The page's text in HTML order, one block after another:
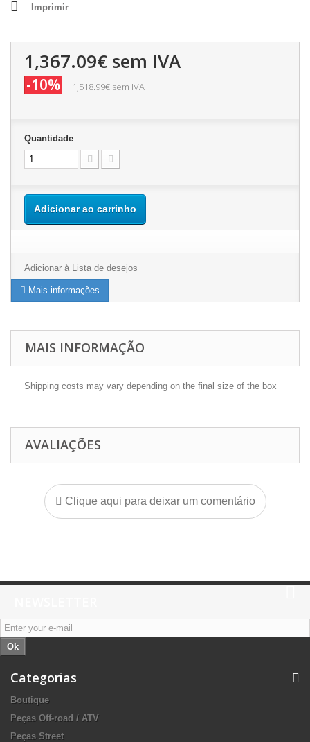
Imprimir
1,367.09€ sem IVA
-10% 1,518.99€sem IVA
Quantidade
Adicionar ao carrinho
Adicionar à Lista de desejos
Mais informações
MAIS INFORMAÇÃO
Shipping costs may vary depending on the final size of the box
AVALIAÇÕES
Clique aqui para deixar um comentário
Ok
Categorias
Boutique
Peças Off-road / ATV
Peças Street